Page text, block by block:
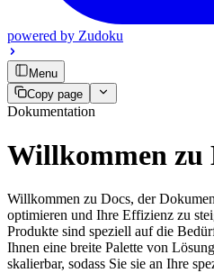
powered by Zudoku
Menu
Copy page
Dokumentation
Willkommen zu
Willkommen zu Docs, der
optimieren und Ihre Effizienz zu
Produkte sind speziell auf die
Ihnen eine breite Palette von
skalierbar, sodass Sie sie an Ihre